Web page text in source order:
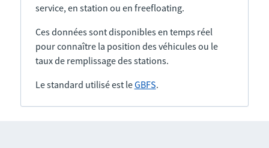
service, en station ou en freefloating.
Ces données sont disponibles en temps réel
pour connaître la position des véhicules ou le
taux de remplissage des stations.
Le standard utilisé est leGBFS.